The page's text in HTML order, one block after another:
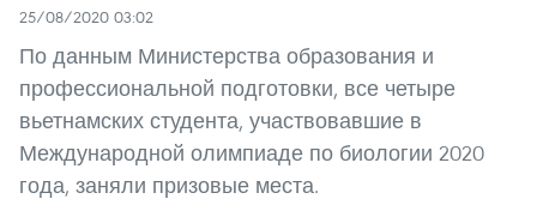
25/08/2020 03:02
По данным Министерства образования и
профессиональной подготовки, все четыре
вьетнамских студента, участвовавшие в
Международной олимпиаде по биологии 2020
года, заняли призовые места.